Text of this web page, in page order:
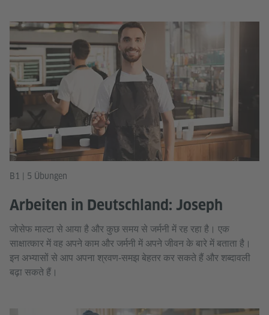
B1 | 5 Übungen
Arbeiten in Deutschland: Joseph
जोसेफ माल्टा से आया है और कुछ समय से जर्मनी में रह रहा है। एक
साक्षात्कार में वह अपने काम और जर्मनी में अपने जीवन के बारे में बताता है।
इन अभ्यासों से आप अपना श्रवण‑समझ बेहतर कर सकते हैं और शब्दावली
बढ़ा सकते हैं।